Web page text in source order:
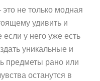
не только модная
удивить и
у него уже есть
уникальные и
предметы рано или
останутся в